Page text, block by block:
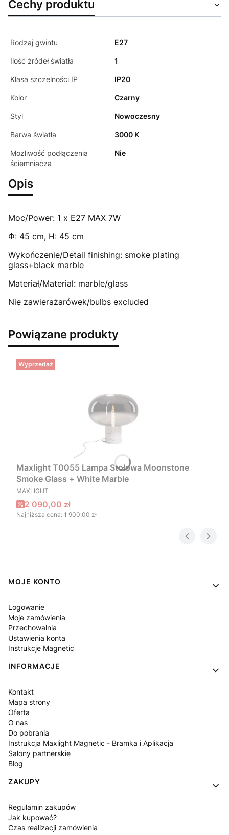
Cechy produktu
Rodzaj gwintu E27
Ilość źródeł światła 1
Klasa szczelności IP IP20
Kolor Czarny
Styl Nowoczesny
Barwa światła 3000 K
Możliwość podłączenia
ściemniacza
Nie
Opis
Moc/Power: 1 x E27 MAX 7W
Φ: 45 cm, H: 45 cm
Wykończenie/Detail finishing: smoke plating
glass+black marble
Materiał/Material: marble/glass
Nie zawierażarówek/bulbs excluded
Powiązane produkty
Wyprzedaż
Maxlight T0055 Lampa Stołowa Moonstone
Smoke Glass + White Marble
PRODUCENT
MAXLIGHT
Cena promocyjna
2 090,00 zł
Najniższa cena: 1 900,00 zł
Linki w stopce
MOJE KONTO
Logowanie
Moje zamówienia
Przechowalnia
Ustawienia konta
Instrukcje Magnetic
INFORMACJE
Kontakt
Mapa strony
Oferta
O nas
Do pobrania
Instrukcja Maxlight Magnetic - Bramka i Aplikacja
Salony partnerskie
Blog
ZAKUPY
Regulamin zakupów
Jak kupować?
Czas realizacji zamówienia